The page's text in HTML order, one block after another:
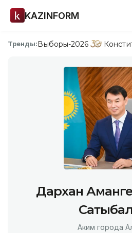
KAZINFORM
Тренды:Выборы-2026
Дархан
Аким города